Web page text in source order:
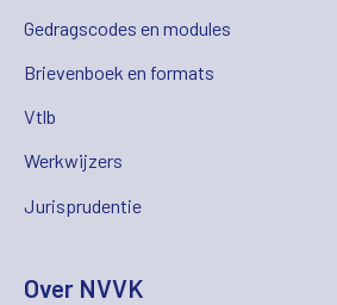
Gedragscodes en modules
Brievenboek en formats
Vtlb
Werkwijzers
Jurisprudentie
Over NVVK